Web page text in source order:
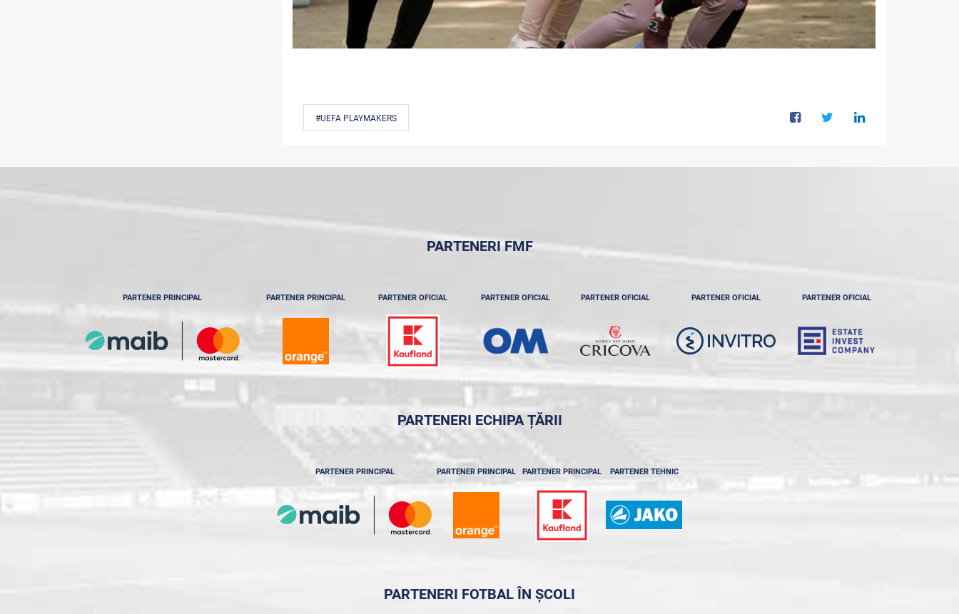
#UEFA PLAYMAKERS
PARTENERI FMF
PARTENER PRINCIPAL PARTENER PRINCIPAL PARTENER OFICIAL PARTENER OFICIAL PARTENER OFICIAL PARTENER OFICIAL PARTENER OFICIAL
PARTENERI ECHIPA ȚĂRII
PARTENER PRINCIPAL PARTENER PRINCIPAL PARTENER PRINCIPAL PARTENER TEHNIC
PARTENERI FOTBAL ÎN ȘCOLI